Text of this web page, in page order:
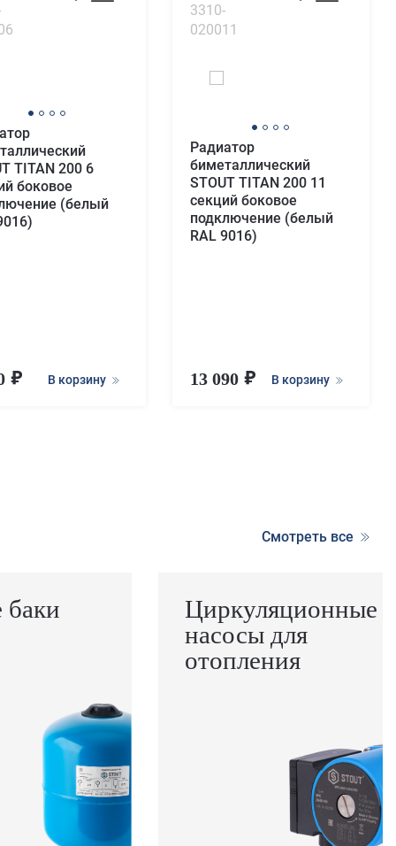
TITAN 200 6
боковое
(белый
В корзину
3310-
020011
Радиатор
биметаллический
STOUT TITAN 200 11
секций боковое
подключение (белый
RAL 9016)
13 090 В корзину
Смотреть все
Циркуляционные
насосы для
отопления